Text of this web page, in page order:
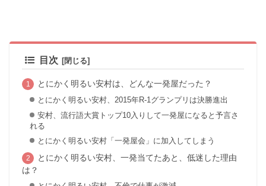
目次
とにかく明るい安村は、どんな一発屋だった？
とにかく明るい安村、2015年R-1グランプリは決勝進出
安村、流行語大賞トップ10入りして一発屋になると予言さ
れる
とにかく明るい安村「一発屋会」に加入してしまう
とにかく明るい安村、一発当てたあと、低迷した理由
は？